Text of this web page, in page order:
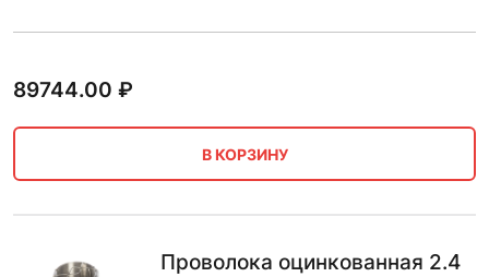
89744.00 ₽
В КОРЗИНУ
Проволока оцинкованная 2.4